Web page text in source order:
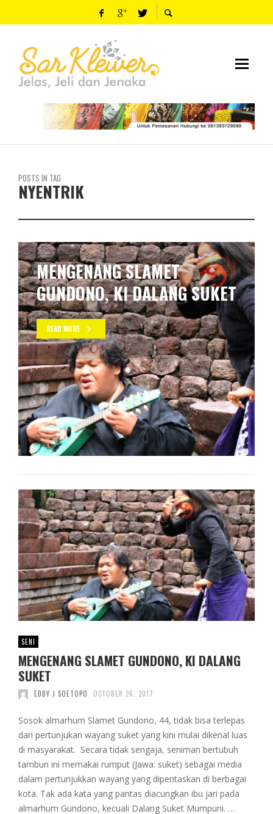
POSTS IN TAG
NYENTRIK
MENGENANG SLAMET
GUNDONO, KI DALANG SUKET
READ MORE
SENI
MENGENANG SLAMET GUNDONO, KI DALANG
SUKET
EDDY J SOETOPO OCTOBER 26, 2017
Sosok almarhum Slamet Gundono, 44, tidak bisa terlepas
dari pertunjukan wayang suket yang kini mulai dikenal luas
di masyarakat. Secara tidak sengaja, seniman bertubuh
tambun ini memakai rumput (Jawa: suket) sebagai media
dalam pertunjukkan wayang yang dipentaskan di berbagai
kota. Tak ada kata yang pantas diacungkan ibu jari pada
almarhum Gundono, kecuali Dalang Suket Mumpuni. …